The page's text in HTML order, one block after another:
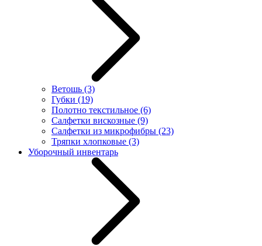
Ветошь (3)
Губки (19)
Полотно текстильное (6)
Салфетки вискозные (9)
Салфетки из микрофибры (23)
Тряпки хлопковые (3)
Уборочный инвентарь